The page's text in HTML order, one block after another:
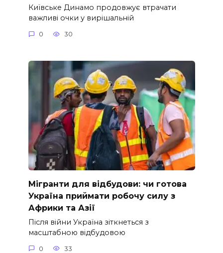
Київське Динамо продовжує втрачати
важливі очки у вирішальній
0 30
Мігранти для відбудови: чи готова
Україна приймати робочу силу з
Африки та Азії
Після війни Україна зіткнеться з
масштабною відбудовою
0 33